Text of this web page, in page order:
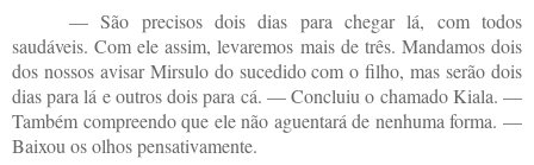
— São precisos dois dias para chegar lá, com todos
saudáveis. Com ele assim, levaremos mais de três. Mandamos dois
dos nossos avisar Mirsulo do sucedido com o filho, mas serão dois
dias para lá e outros dois para cá. — Concluiu o chamado Kiala. —
Também compreendo que ele não aguentará de nenhuma forma. —
Baixou os olhos pensativamente.